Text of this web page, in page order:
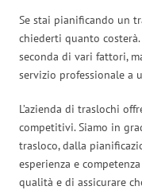
Se stai pianificando un
chiederti quanto
seconda di vari fattori,
servizio professionale a
L’azienda di traslochi
competitivi. Siamo in
trasloco, dalla
esperienza e
qualità e di assicurare